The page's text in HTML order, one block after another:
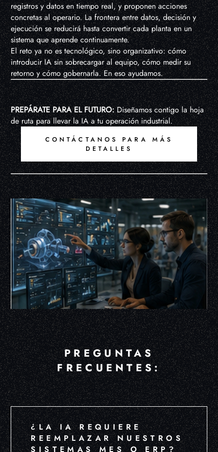
registros y datos en tiempo real, y proponen acciones
concretas al operario. La frontera entre datos, decisión y
ejecución se reducirá hasta convertir cada planta en un
sistema que aprende continuamente.
El reto ya no es tecnológico, sino organizativo: cómo
introducir IA sin sobrecargar al equipo, cómo medir su
retorno y cómo gobernarla. En eso ayudamos.
PREPÁRATE PARA EL FUTURO:Diseñamos contigo la hoja
de ruta para llevar la IA a tu operación industrial.
CONTÁCTANOS PARA MÁS
DETALLES
PREGUNTAS
FRECUENTES:
¿LA IA REQUIERE
REEMPLAZAR NUESTROS
SISTEMAS MES O ERP?